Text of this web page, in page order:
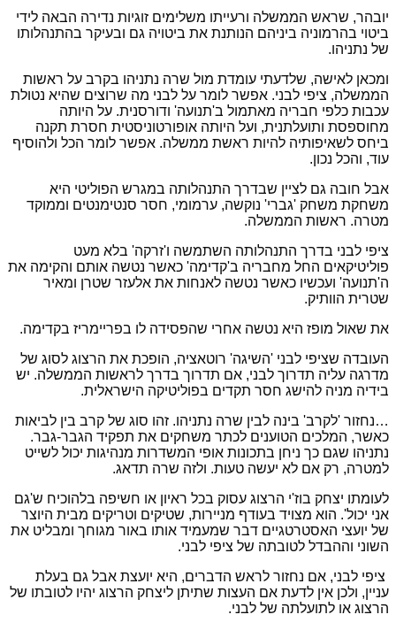
יובהר, שראש הממשלה ורעייתו משלימים זוגיות נדירה הבאה לידי
ביטוי בהרמוניה ביניהם הנותנת את ביטויה גם ובעיקר בהתנהלותו
של נתניהו.
ומכאן לאישה, שלדעתי עומדת מול שרה נתניהו בקרב על ראשות
הממשלה, ציפי לבני. אפשר לומר על לבני מה שרוצים שהיא נטולת
עכבות כלפי חבריה מאתמול ב'תנועה' ודורסנית. על היותה
מחוספסת ותועלתנית, ועל היותה אופורטוניסטית חסרת תקנה
ביחס לשאיפותיה להיות ראשת ממשלה. אפשר לומר הכל ולהוסיף
עוד, והכל נכון.
אבל חובה גם לציין שבדרך התנהלותה במגרש הפוליטי היא
משחקת משחק 'גברי' נוקשה, ערמומי, חסר סנטימנטים וממוקד
מטרה. ראשות הממשלה.
ציפי לבני בדרך התנהלותה השתמשה ו'זרקה' בלא מעט
פוליטיקאים החל מחבריה ב'קדימה' כאשר נטשה אותם והקימה את
ה'תנועה' ועכשיו כאשר נטשה לאנחות את אלעזר שטרן ומאיר
שטרית הוותיק.
את שאול מופז היא נטשה אחרי שהפסידה לו בפריימריז בקדימה.
העובדה שציפי לבני 'השיגה' רוטאציה, הופכת את הרצוג לסוג של
מדרגה עליה תדרוך לבני, אם תדרוך בדרך לראשות הממשלה. יש
בידיה מניה להישג חסר תקדים בפוליטיקה הישראלית.
…נחזור 'לקרב' בינה לבין שרה נתניהו. זהו סוג של קרב בין לביאות
כאשר, המלכים הטוענים לכתר משחקים את תפקיד הגבר-גבר.
נתניהו שגם כך ניחן בתכונות אופי המשדרות מנהיגות יכול לשייט
למטרה, רק אם לא יעשה טעות. ולזה שרה תדאג.
לעומתו יצחק בוז'י הרצוג עסוק בכל ראיון או חשיפה בלהוכיח ש'גם
אני יכול'. הוא מצויד בעודף מניירות, שטיקים וטריקים מבית היוצר
של יועצי האסטרטגיים דבר שמעמיד אותו באור מגוחך ומבליט את
השוני וההבדל לטובתה של ציפי לבני.
ציפי לבני, אם נחזור לראש הדברים, היא יועצת אבל גם בעלת
עניין, ולכן אין לדעת אם העצות שתיתן ליצחק הרצוג יהיו לטובתו של
הרצוג או לתועלתה של לבני.